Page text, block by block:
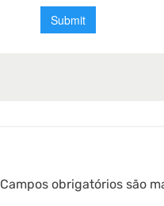
Campos obrigatórios são